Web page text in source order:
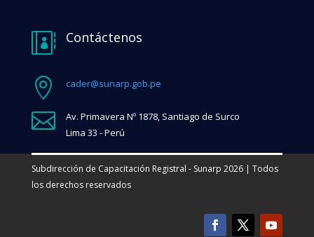
 Contáctenos
 cader@sunarp.gob.pe

Av. Primavera Nº 1878, Santiago de Surco
Lima 33 - Perú
Subdirección de Capacitación Registral - Sunarp 2026 | Todos
los derechos reservados